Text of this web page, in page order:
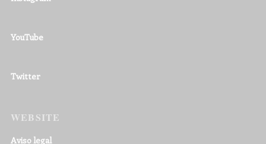
YouTube
Twitter
WEBSITE
Aviso legal